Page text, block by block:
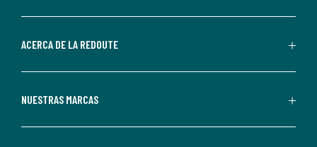
parte
Redoute.
de
ACERCA DE LA REDOUTE
NUESTRAS MARCAS